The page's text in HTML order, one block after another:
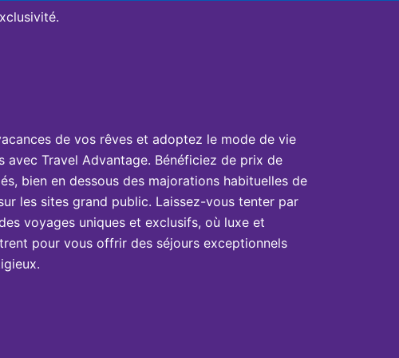
de vos rêves et adoptez le mode de vie
avec Travel Advantage. Bénéficiez de prix de
bien en dessous des majorations habituelles de
les sites grand public. Laissez-vous tenter par
voyages uniques et exclusifs, où luxe et
pour vous offrir des séjours exceptionnels